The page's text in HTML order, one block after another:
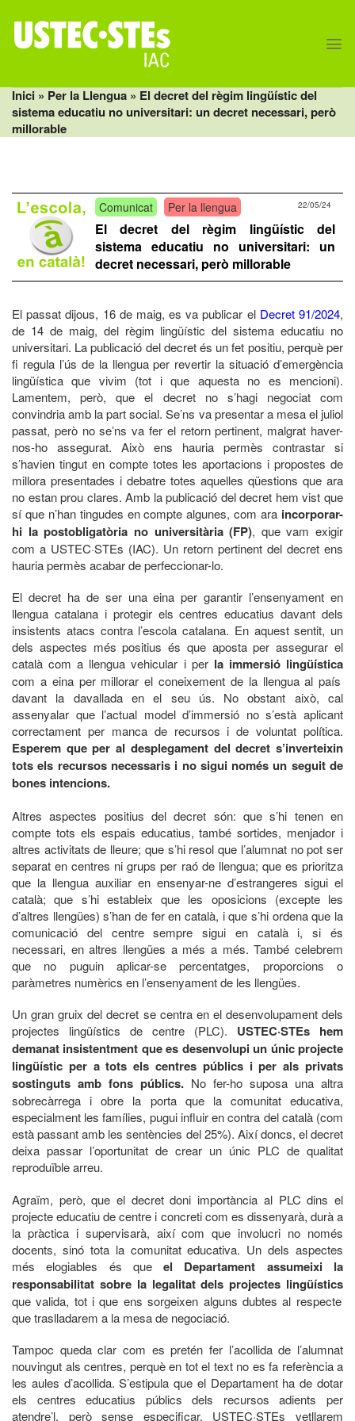
content
Inici » Per la Llengua » El decret del règim lingüístic del
sistema educatiu no universitari: un decret necessari, però
millorable
Comunicat Per la llengua 22/05/24
El decret del règim lingüístic del
sistema educatiu no universitari: un
decret necessari, però millorable
El passat dijous, 16 de maig, es va publicar el Decret 91/2024,
de 14 de maig, del règim lingüístic del sistema educatiu no
universitari. La publicació del decret és un fet positiu, perquè per
fi regula l’ús de la llengua per revertir la situació d’emergència
lingüística que vivim (tot i que aquesta no es mencioni).
Lamentem, però, que el decret no s’hagi negociat com
convindria amb la part social. Se’ns va presentar a mesa el juliol
passat, però no se’ns va fer el retorn pertinent, malgrat haver-
nos-ho assegurat. Això ens hauria permès contrastar si
s’havien tingut en compte totes les aportacions i propostes de
millora presentades i debatre totes aquelles qüestions que ara
no estan prou clares. Amb la publicació del decret hem vist que
sí que n’han tingudes en compte algunes, com ara incorporar-
hi la postobligatòria no universitària (FP), que vam exigir
com a USTEC·STEs (IAC). Un retorn pertinent del decret ens
hauria permès acabar de perfeccionar-lo.
El decret ha de ser una eina per garantir l’ensenyament en
llengua catalana i protegir els centres educatius davant dels
insistents atacs contra l’escola catalana. En aquest sentit, un
dels aspectes més positius és que aposta per assegurar el
català com a llengua vehicular i per la immersió lingüística
com a eina per millorar el coneixement de la llengua al país
davant la davallada en el seu ús. No obstant això, cal
assenyalar que l’actual model d’immersió no s’està aplicant
correctament per manca de recursos i de voluntat política.
Esperem que per al desplegament del decret s’inverteixin
tots els recursos necessaris i no sigui només un seguit de
bones intencions.
Altres aspectes positius del decret són: que s’hi tenen en
compte tots els espais educatius, també sortides, menjador i
altres activitats de lleure; que s’hi resol que l’alumnat no pot ser
separat en centres ni grups per raó de llengua; que es prioritza
que la llengua auxiliar en ensenyar-ne d’estrangeres sigui el
català; que s’hi estableix que les oposicions (excepte les
d’altres llengües) s’han de fer en català, i que s’hi ordena que la
comunicació del centre sempre sigui en català i, si és
necessari, en altres llengües a més a més. També celebrem
que no puguin aplicar-se percentatges, proporcions o
paràmetres numèrics en l’ensenyament de les llengües.
Un gran gruix del decret se centra en el desenvolupament dels
projectes lingüístics de centre (PLC). USTEC·STEs hem
demanat insistentment que es desenvolupi un únic projecte
lingüístic per a tots els centres públics i per als privats
sostinguts amb fons públics. No fer-ho suposa una altra
sobrecàrrega i obre la porta que la comunitat educativa,
especialment les famílies, pugui influir en contra del català (com
està passant amb les sentències del 25%). Així doncs, el decret
deixa passar l’oportunitat de crear un únic PLC de qualitat
reproduïble arreu.
Agraïm, però, que el decret doni importància al PLC dins el
projecte educatiu de centre i concreti com es dissenyarà, durà a
la pràctica i supervisarà, així com que involucri no només
docents, sinó tota la comunitat educativa. Un dels aspectes
més elogiables és queel Departament assumeixi la
responsabilitat sobre la legalitat dels projectes lingüístics
que valida, tot i que ens sorgeixen alguns dubtes al respecte
que traslladarem a la mesa de negociació.
Tampoc queda clar com es pretén fer l’acollida de l’alumnat
nouvingut als centres, perquè en tot el text no es fa referència a
les aules d’acollida. S’estipula que el Departament ha de dotar
els centres educatius públics dels recursos adients per
atendre’l, però sense especificar. USTEC·STEs vetllarem